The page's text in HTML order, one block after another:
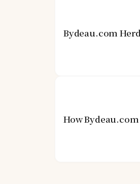
Bydeau.com
How